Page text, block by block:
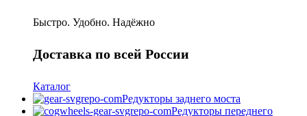
Быстро. Удобно. Надёжно
Доставка по всей России
Каталог
Редукторы заднего моста
Редукторы переднего